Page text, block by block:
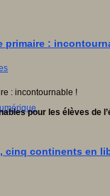
primaire :
pour les élèves de
cinq continents en